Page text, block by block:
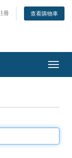
冊 查看購物車